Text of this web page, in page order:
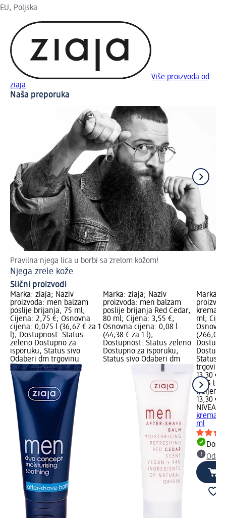
EU, Poljska
Više proizvoda od
ziaja
Naša preporuka
Pravilna njega lica u borbi sa zrelom kožom!
Njega zrele kože
Slični proizvodi
Marka: ziaja; Naziv
proizvoda: men balzam
poslije brijanja, 75 ml;
Cijena: 2,75 €; Osnovna
cijena: 0,075 l (36,67 € za 1
l); Dostupnost: Status
zeleno Dostupno za
isporuku, Status sivo
Odaberi dm trgovinu
Marka: ziaja; Naziv
proizvoda: men balzam
poslije brijanja Red Cedar,
80 ml; Cijena: 3,55 €;
Osnovna cijena: 0,08 l
(44,38 € za 1 l);
Dostupnost: Status zeleno
Dostupno za isporuku,
Status sivo Odaberi dm
Marka:
krema
ml;
(266,00
Status
trgovinu
13,30 €
0,05 l
l)Cijena
13,30 €
NIVEA
krema
ml